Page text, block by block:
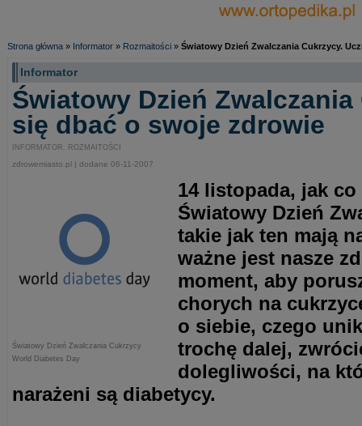
Strona główna » Informator » Rozmaitości » Światowy Dzień Zwalczania Cukrzycy.
Informator
Światowy Dzień
się dbać o swoje zdrowie
INFORMATOR. ROZMAITOŚCI
zdrowemiasto.pl | dodane 06-11-2007
Światowy Dzień Zwalczania Cukrzycy
World Diabetes Day
14 listopada, jak
Światowy Dzień
takie jak ten mają
ważne jest nasze
moment, aby
chorych na
o siebie, czego
trochę dalej,
dolegliwości, na
narażeni są diabetycy.